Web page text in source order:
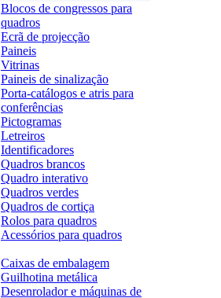
Blocos de congressos para
quadros
Ecrã de projecção
Paineis
Vitrinas
Paineis de sinalização
Porta-catálogos e atris para
conferências
Pictogramas
Letreiros
Identificadores
Quadros brancos
Quadro interativo
Quadros verdes
Quadros de cortiça
Rolos para quadros
Acessórios para quadros
Caixas de embalagem
Guilhotina metálica
Desenrolador e máquinas de